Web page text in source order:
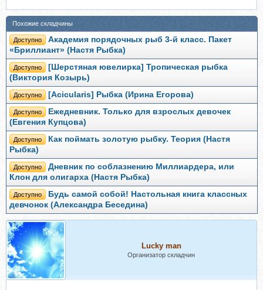
Похожие складчины
Доступно
Академия порядочных рыб 3-й класс. Пакет
«Бриллиант» (Настя Рыбка)
Доступно
[Шерстяная ювелирка] Тропическая рыбка
(Виктория Козырь)
Доступно [Acicularis] Рыбка (Ирина Егорова)
Доступно
Ежедневник. Только для взрослых девочек
(Евгения Купцова)
Доступно
Как поймать золотую рыбку. Теория (Настя
Рыбка)
Доступно
Дневник по соблазнению Миллиардера, или
Клон для олигарха (Настя Рыбка)
Доступно
Будь самой собой! Настольная книга классных
девчонок (Александра Беседина)
Lucky man
Организатор складчин